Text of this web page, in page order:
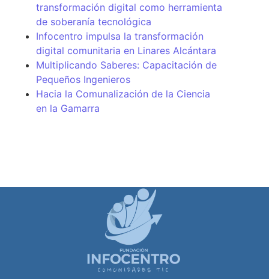
transformación digital como herramienta
de soberanía tecnológica
Infocentro impulsa la transformación
digital comunitaria en Linares Alcántara
Multiplicando Saberes: Capacitación de
Pequeños Ingenieros
Hacia la Comunalización de la Ciencia
en la Gamarra